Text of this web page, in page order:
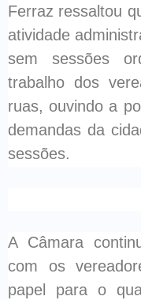
Ferraz ressaltou
atividade
sem sessões
trabalho dos
ruas, ouvindo a
demandas da
sessões.
A Câmara
com os
papel para o